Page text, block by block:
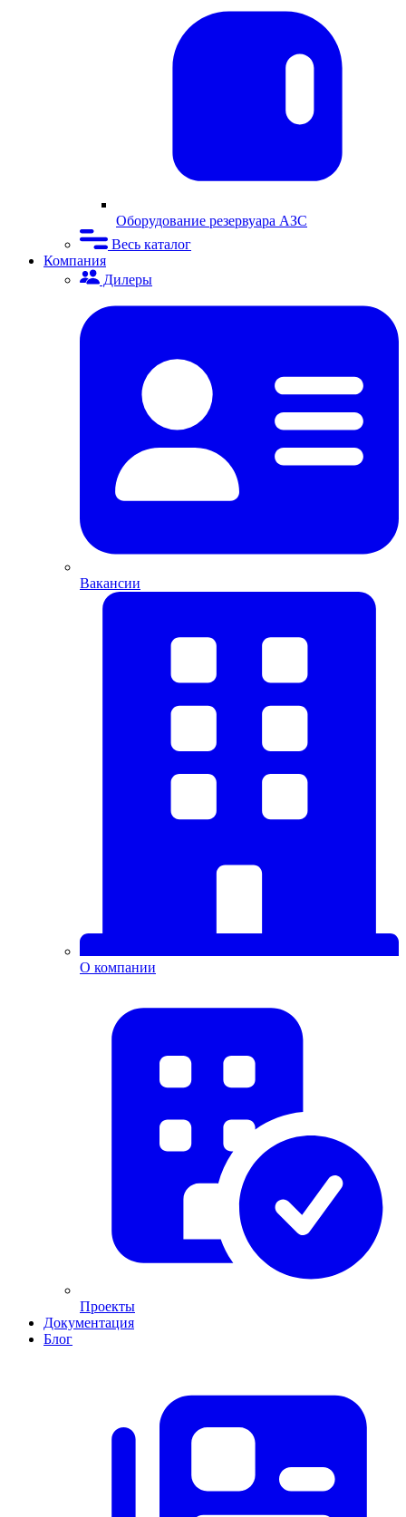
Оборудование резервуара АЗС
Весь каталог
Компания
Дилеры
Вакансии
О компании
Проекты
Документация
Блог